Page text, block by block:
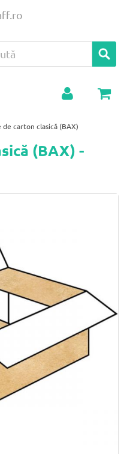
de carton clasică (BAX)
(BAX) -